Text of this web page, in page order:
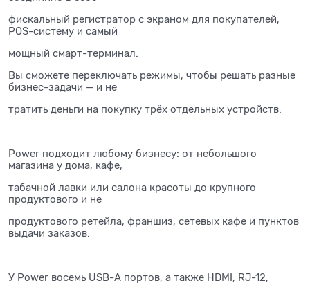
фискальный регистратор с экраном для покупателей,
POS-систему и самый
мощный смарт-терминал.
Вы сможете переключать режимы, чтобы решать разные
бизнес-задачи — и не
тратить деньги на покупку трёх отдельных устройств.
Power подходит любому бизнесу: от небольшого
магазина у дома, кафе,
табачной лавки или салона красоты до крупного
продуктового и не
продуктового ретейла, франшиз, сетевых кафе и пунктов
выдачи заказов.
У Power восемь USB-A портов, а также HDMI, RJ-12,